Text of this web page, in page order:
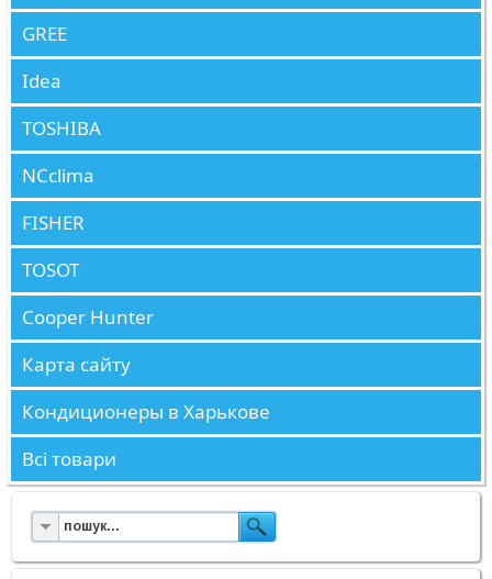
GREE
Idea
TOSHIBA
NCclima
FISHER
TOSOT
Cooper Hunter
Карта сайту
Кондиционеры в Харькове
Всі товари